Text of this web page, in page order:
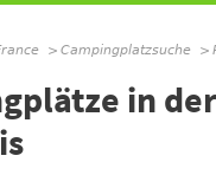
Campingplatzsuche
in